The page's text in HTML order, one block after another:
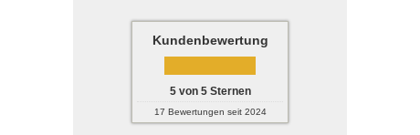
Kundenbewertung
5von 5Sternen
17 Bewertungen seit 2024